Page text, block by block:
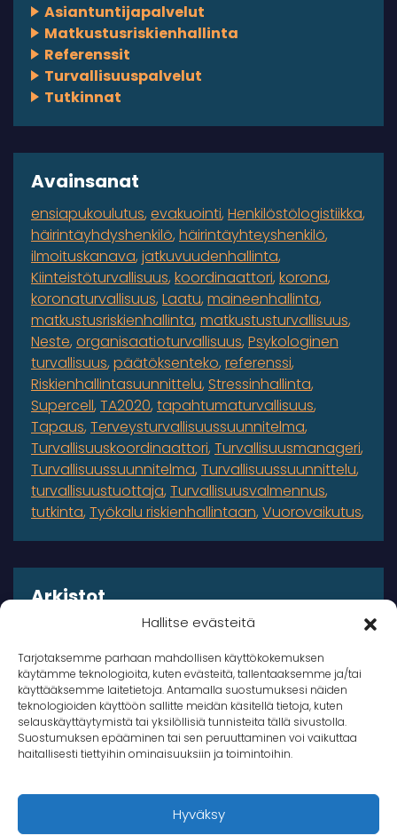
Hallitse evästeitä
Tarjotaksemme parhaan mahdollisen käyttökokemuksen
käytämme teknologioita, kuten evästeitä, tallentaaksemme ja/tai
käyttääksemme laitetietoja. Antamalla suostumuksesi näiden
teknologioiden käyttöön sallitte meidän käsitellä tietoja, kuten
selauskäyttäytymistä tai yksilöllisiä tunnisteita tällä sivustolla.
Suostumuksen epääminen tai sen peruuttaminen voi vaikuttaa
haitallisesti tiettyihin ominaisuuksiin ja toimintoihin.
Hyväksy
Asiantuntijapalvelut
Matkustusriskienhallinta
Referenssit
Turvallisuuspalvelut
Tutkinnat
Avainsanat
ensiapukoulutus evakuointi Henkilöstölogistiikka
häirintäyhdyshenkilö häirintäyhteyshenkilö
ilmoituskanava jatkuvuudenhallinta
Kiinteistöturvallisuus koordinaattori korona
koronaturvallisuus Laatu maineenhallinta
matkustusriskienhallinta matkustusturvallisuus
Neste organisaatioturvallisuus Psykologinen
turvallisuus päätöksenteko referenssi
Riskienhallintasuunnittelu Stressinhallinta
Supercell TA2020 tapahtumaturvallisuus
Tapaus Terveysturvallisuussuunnitelma
Turvallisuuskoordinaattori Turvallisuusmanageri
Turvallisuussuunnitelma Turvallisuussuunnittelu
turvallisuustuottaja Turvallisuusvalmennus
tutkinta Työkalu riskienhallintaan Vuorovaikutus
Arkistot
© 2026 Takana Oy
Takana